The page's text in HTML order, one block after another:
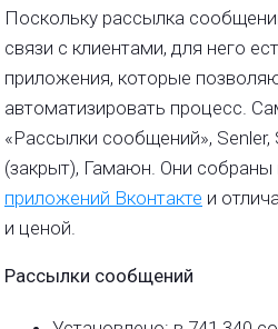
Поскольку рассылка
связи с клиентами, для него
приложения, которые
автоматизировать процесс.
«Рассылки сообщений», Senler,
(закрыт), Гамаюн. Они собраны
приложений Вконтакте и
и ценой.
Рассылки сообщений